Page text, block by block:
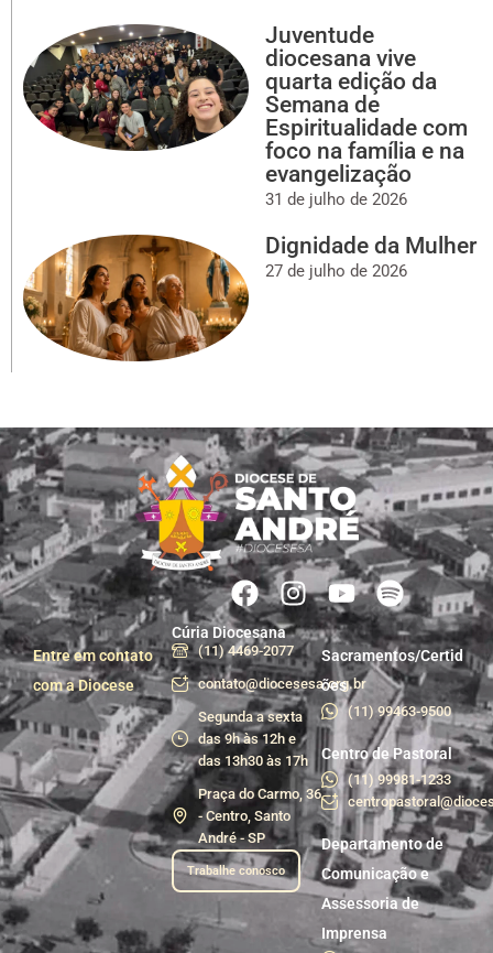
Juventude
diocesana vive
quarta edição da
Semana de
Espiritualidade com
foco na família e na
evangelização
31 de julho de 2026
Dignidade da Mulher
27 de julho de 2026
Entre em contato
com a Diocese
Cúria Diocesana
(11) 4469-2077
contato@diocesesa.org.br
Segunda a sexta
das 9h às 12h e
das 13h30 às 17h
Praça do Carmo, 36
- Centro, Santo
André - SP
Trabalhe conosco
Sacramentos/Certid
ões
(11) 99463-9500
Centro de Pastoral
(11) 99981-1233
Departamento de
Comunicação e
Assessoria de
Imprensa